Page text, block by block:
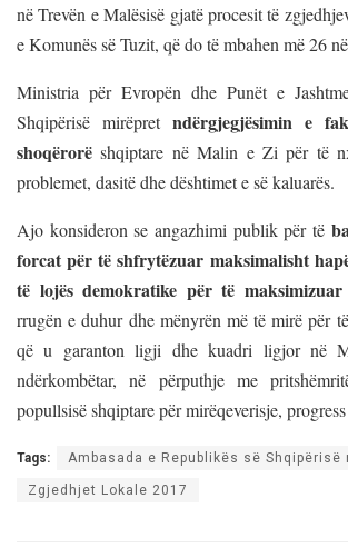
në Trevën e Malësisë gjatë procesit të
e Komunës së Tuzit, që do të mbahen më 26
Ministria për Evropën dhe Punët e
Shqipërisë mirëpret ndërgjegjësimin e
shoqërorë shqiptare në Malin e Zi për të
problemet, dasitë dhe dështimet e së kaluarës.
Ajo konsideron se angazhimi publik për të
forcat për të shfrytëzuar maksimalisht
të lojës demokratike për të
rrugën e duhur dhe mënyrën më të mirë për
që u garanton ligji dhe kuadri ligjor në
ndërkombëtar, në përputhje me
popullsisë shqiptare për mirëqeverisje,
Tags: Ambasada e Republikës së Shqipërisë
Zgjedhjet Lokale 2017